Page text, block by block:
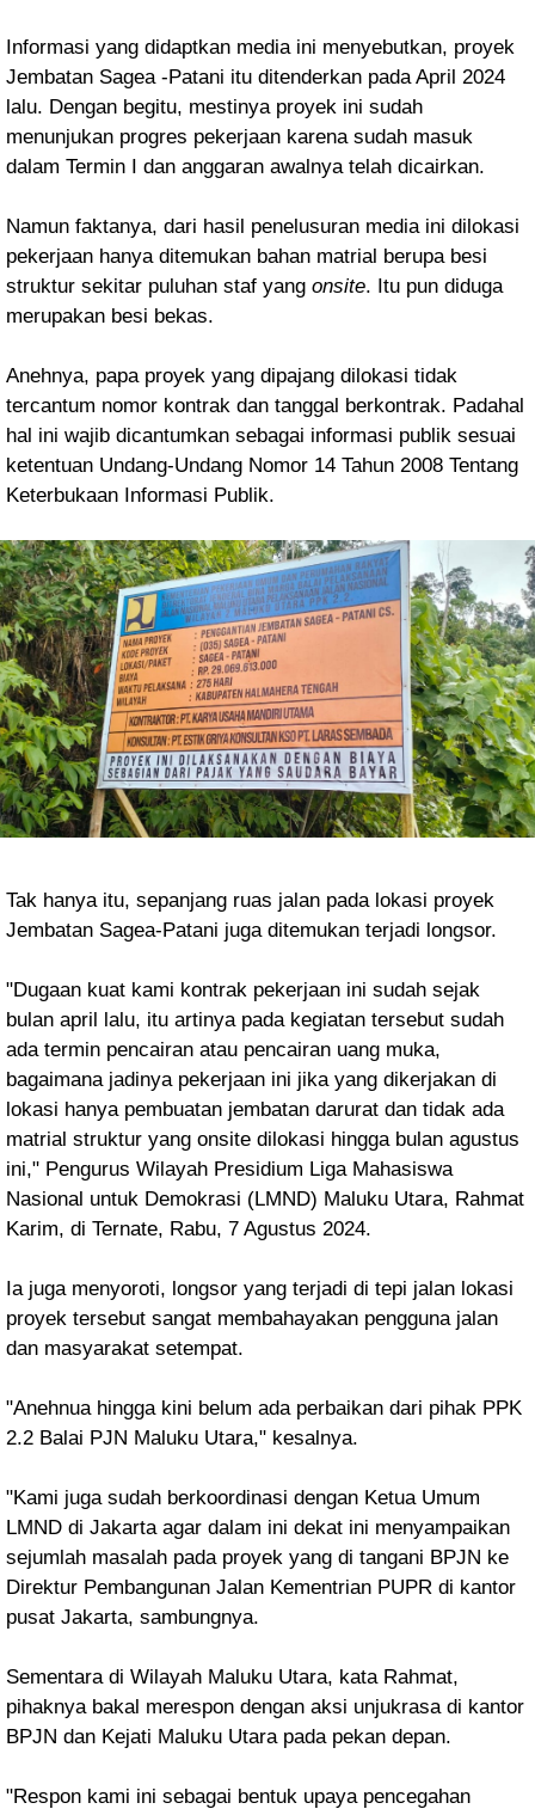
Informasi yang didaptkan media ini menyebutkan, proyek
Jembatan Sagea -Patani itu ditenderkan pada April 2024
lalu. Dengan begitu, mestinya proyek ini sudah
menunjukan progres pekerjaan karena sudah masuk
dalam Termin I dan anggaran awalnya telah dicairkan.
Namun faktanya, dari hasil penelusuran media ini dilokasi
pekerjaan hanya ditemukan bahan matrial berupa besi
struktur sekitar puluhan staf yang onsite. Itu pun diduga
merupakan besi bekas.
Anehnya, papa proyek yang dipajang dilokasi tidak
tercantum nomor kontrak dan tanggal berkontrak. Padahal
hal ini wajib dicantumkan sebagai informasi publik sesuai
ketentuan Undang-Undang Nomor 14 Tahun 2008 Tentang
Keterbukaan Informasi Publik.
Tak hanya itu, sepanjang ruas jalan pada lokasi proyek
Jembatan Sagea-Patani juga ditemukan terjadi longsor.
"Dugaan kuat kami kontrak pekerjaan ini sudah sejak
bulan april lalu, itu artinya pada kegiatan tersebut sudah
ada termin pencairan atau pencairan uang muka,
bagaimana jadinya pekerjaan ini jika yang dikerjakan di
lokasi hanya pembuatan jembatan darurat dan tidak ada
matrial struktur yang onsite dilokasi hingga bulan agustus
ini," Pengurus Wilayah Presidium Liga Mahasiswa
Nasional untuk Demokrasi (LMND) Maluku Utara, Rahmat
Karim, di Ternate, Rabu, 7 Agustus 2024.
Ia juga menyoroti, longsor yang terjadi di tepi jalan lokasi
proyek tersebut sangat membahayakan pengguna jalan
dan masyarakat setempat.
"Anehnua hingga kini belum ada perbaikan dari pihak PPK
2.2 Balai PJN Maluku Utara," kesalnya.
"Kami juga sudah berkoordinasi dengan Ketua Umum
LMND di Jakarta agar dalam ini dekat ini menyampaikan
sejumlah masalah pada proyek yang di tangani BPJN ke
Direktur Pembangunan Jalan Kementrian PUPR di kantor
pusat Jakarta, sambungnya.
Sementara di Wilayah Maluku Utara, kata Rahmat,
pihaknya bakal merespon dengan aksi unjukrasa di kantor
BPJN dan Kejati Maluku Utara pada pekan depan.
"Respon kami ini sebagai bentuk upaya pencegahan